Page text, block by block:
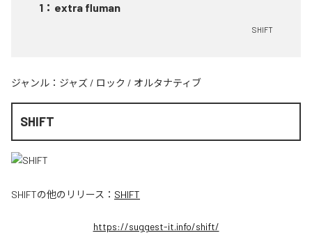
1 ： extra fluman
SHIFT
ジャンル： ジャズ / ロック / オルタナティブ
SHIFT
SHIFTの他のリリース： SHIFT
https://suggest-it.info/shift/